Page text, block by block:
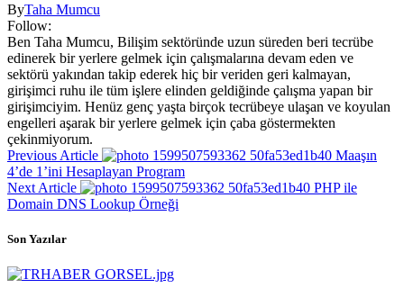
ByTaha Mumcu
Follow:
Ben Taha Mumcu, Bilişim sektöründe uzun süreden beri tecrübe
edinerek bir yerlere gelmek için çalışmalarına devam eden ve
sektörü yakından takip ederek hiç bir veriden geri kalmayan,
girişimci ruhu ile tüm işlere elinden geldiğinde çalışma yapan bir
girişimciyim. Henüz genç yaşta birçok tecrübeye ulaşan ve koyulan
engelleri aşarak bir yerlere gelmek için çaba göstermekten
çekinmiyorum.
Previous Article
Maaşın
4’de 1’ini Hesaplayan Program
Next Article
PHP ile
Domain DNS Lookup Örneği
Son Yazılar